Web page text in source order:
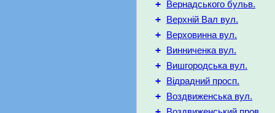
+ Вернадського бульв.
+ Верхній Вал вул.
+ Верховинна вул.
+ Винниченка вул.
+ Вишгородська вул.
+ Відрадний просп.
+ Воздвиженська вул.